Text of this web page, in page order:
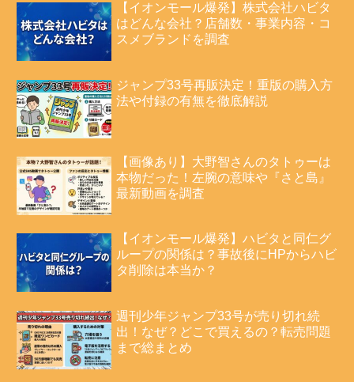
【イオンモール爆発】株式会社ハビタ
はどんな会社？店舗数・事業内容・コ
スメブランドを調査
ジャンプ33号再販決定！重版の購入方
法や付録の有無を徹底解説
【画像あり】大野智さんのタトゥーは
本物だった！左腕の意味や『さと島』
最新動画を調査
【イオンモール爆発】ハビタと同仁グ
ループの関係は？事故後にHPからハビ
タ削除は本当か？
週刊少年ジャンプ33号が売り切れ続
出！なぜ？どこで買えるの？転売問題
まで総まとめ